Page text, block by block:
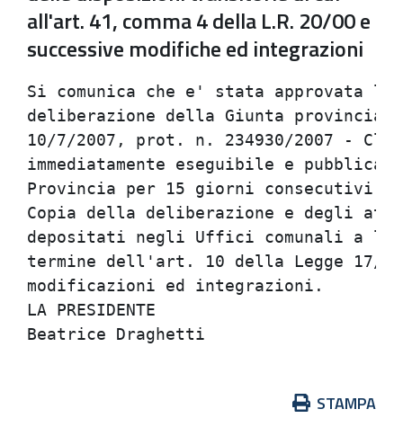
all'art. 41, comma 4 della L.R. 20/00 e
successive modifiche ed integrazioni
Si comunica che e' stata approvata
deliberazione della Giunta
10/7/2007, prot. n. 234930/2007 -
immediatamente eseguibile e
Provincia per 15 giorni consecutivi
Copia della deliberazione e degli
depositati negli Uffici comunali a
termine dell'art. 10 della Legge 17/8/
modificazioni ed integrazioni.
LA PRESIDENTE
STAMPA